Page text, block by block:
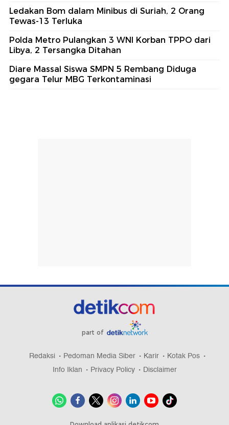
Ledakan Bom dalam Minibus di Suriah, 2 Orang
Tewas-13 Terluka
Polda Metro Pulangkan 3 WNI Korban TPPO dari
Libya, 2 Tersangka Ditahan
Diare Massal Siswa SMPN 5 Rembang Diduga
gegara Telur MBG Terkontaminasi
part of
Redaksi Pedoman Media Siber Karir
Kotak Pos
Info Iklan
Privacy Policy Disclaimer